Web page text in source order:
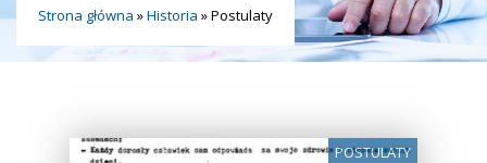
Strona główna »Historia »Postulaty
POSTULATY